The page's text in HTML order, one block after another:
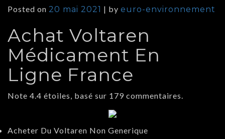
Posted on 20 mai 2021 | by euro-environnement
Achat Voltaren
Médicament En
Ligne France
Note 4.4 étoiles, basé sur 179 commentaires.
Acheter Du Voltaren Non Generique